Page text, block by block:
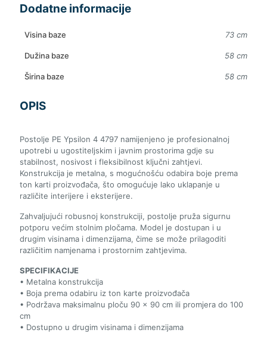
Dodatne informacije
Visina baze 73 cm
Dužina baze 58 cm
Širina baze 58 cm
OPIS
Postolje PE Ypsilon 4 4797 namijenjeno je profesionalnoj
upotrebi u ugostiteljskim i javnim prostorima gdje su
stabilnost, nosivost i fleksibilnost ključni zahtjevi.
Konstrukcija je metalna, s mogućnošću odabira boje prema
ton karti proizvođača, što omogućuje lako uklapanje u
različite interijere i eksterijere.
Zahvaljujući robusnoj konstrukciji, postolje pruža sigurnu
potporu većim stolnim pločama. Model je dostupan i u
drugim visinama i dimenzijama, čime se može prilagoditi
različitim namjenama i prostornim zahtjevima.
SPECIFIKACIJE
• Metalna konstrukcija
• Boja prema odabiru iz ton karte proizvođača
• Podržava maksimalnu ploču 90 × 90 cm ili promjera do 100
cm
• Dostupno u drugim visinama i dimenzijama